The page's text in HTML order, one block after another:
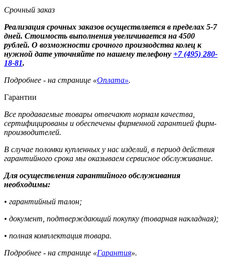
Срочный заказ
Реализация срочных заказов осуществляется в пределах 5-7
дней. Стоимость выполнения увеличивается на 4500
рублей. О возможности срочного производства колец к
нужной дате уточняйте по нашему телефону +7 (495) 280-
18-81.
Подробнее - на странице «Оплата».
Гарантии
Все продаваемые товары отвечают нормам качества,
сертифицированы и обеспечены фирменной гарантией фирм-
производителей.
В случае поломки купленных у нас изделий, в период действия
гарантийного срока мы оказываем сервисное обслуживание.
Для осуществления гарантийного обслуживания
необходимы:
• гарантийный талон;
• документ, подтверждающий покупку (товарная накладная);
• полная комплектация товара.
Подробнее - на странице «Гарантия».